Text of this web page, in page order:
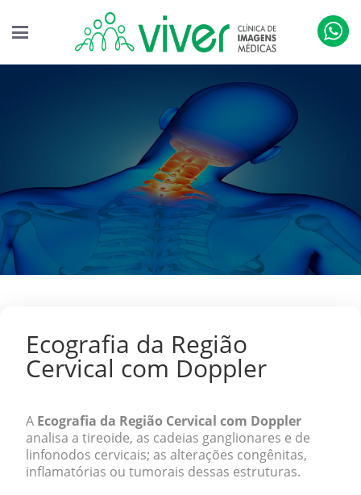
Ecografia da Região
Cervical com Doppler
A Ecografia da Região Cervical com Doppler
analisa a tireoide, as cadeias ganglionares e de
linfonodos cervicais; as alterações congênitas,
inflamatórias ou tumorais dessas estruturas.